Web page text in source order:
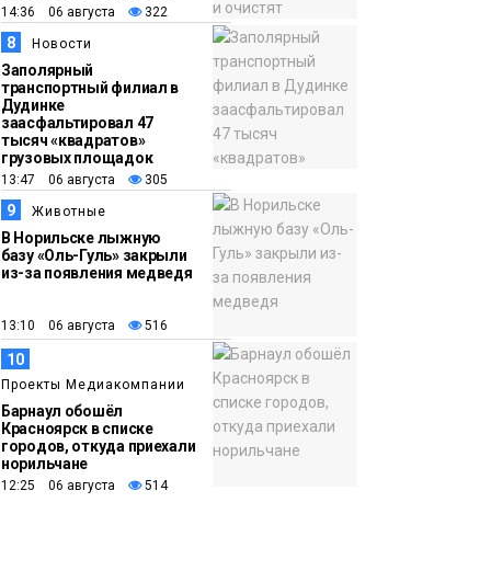
14:36 06 августа 322
8 Новости
Заполярный
транспортный филиал в
Дудинке
заасфальтировал 47
тысяч «квадратов»
грузовых площадок
13:47 06 августа 305
9 Животные
В Норильске лыжную
базу «Оль-Гуль» закрыли
из-за появления медведя
13:10 06 августа 516
10
Проекты Медиакомпании
Барнаул обошёл
Красноярск в списке
городов, откуда приехали
норильчане
12:25 06 августа 514